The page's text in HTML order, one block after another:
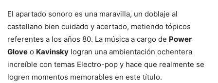
El apartado sonoro es una maravilla, un doblaje al
castellano bien cuidado y acertado, metiendo tópicos
referentes a los años 80. La música a cargo de Power
Glove o Kavinsky logran una ambientación ochentera
increíble con temas Electro-pop y hace que realmente se
logren momentos memorables en este título.